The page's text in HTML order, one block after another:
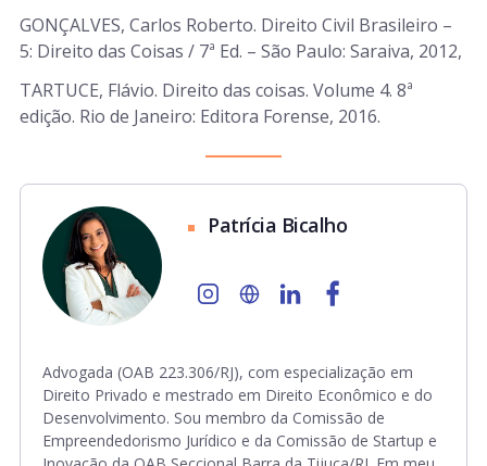
GONÇALVES, Carlos Roberto. Direito Civil Brasileiro –
5: Direito das Coisas / 7ª Ed. – São Paulo: Saraiva, 2012,
TARTUCE, Flávio. Direito das coisas. Volume 4. 8ª
edição. Rio de Janeiro: Editora Forense, 2016.
Patrícia Bicalho
Advogada (OAB 223.306/RJ), com especialização em
Direito Privado e mestrado em Direito Econômico e do
Desenvolvimento. Sou membro da Comissão de
Empreendedorismo Jurídico e da Comissão de Startup e